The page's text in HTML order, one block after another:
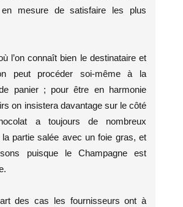
en mesure de satisfaire les plus
l’on connaît bien le destinataire et
peut procéder soi-même à la
panier ; pour être en harmonie
on insistera davantage sur le côté
a toujours de nombreux
partie salée avec un foie gras, et
puisque le Champagne est
des cas les fournisseurs ont à